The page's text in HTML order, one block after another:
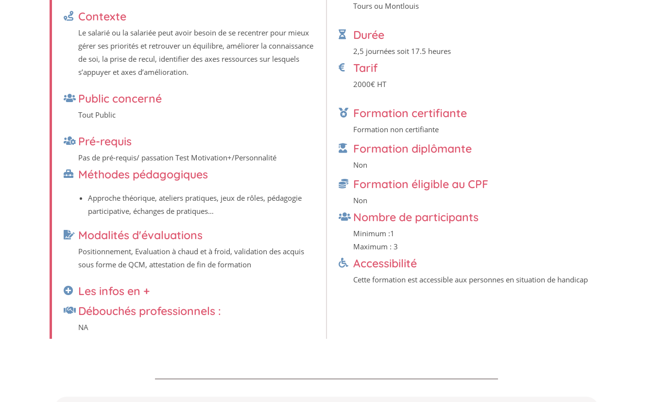
Contexte
Le salarié ou la salariée peut avoir besoin de se recentrer pour mieux
gérer ses priorités et retrouver un équilibre, améliorer la connaissance
de soi, la prise de recul, identifier des axes ressources sur lesquels
s’appuyer et axes d’amélioration.
Public concerné
Tout Public
Pré-requis
Pas de pré-requis/ passation Test Motivation+/Personnalité
Méthodes pédagogiques
Approche théorique, ateliers pratiques, jeux de rôles, pédagogie
participative, échanges de pratiques…
Modalités d'évaluations
Positionnement, Evaluation à chaud et à froid, validation des acquis
sous forme de QCM, attestation de fin de formation
Les infos en +
Débouchés professionnels :
NA
Tours ou Montlouis
Durée
2,5 journées soit 17.5 heures
Tarif
2000€ HT
Formation certifiante
Formation non certifiante
Formation diplômante
Non
Formation éligible au CPF
Non
Nombre de participants
Minimum :1
Maximum : 3
Accessibilité
Cette formation est accessible aux personnes en situation de handicap